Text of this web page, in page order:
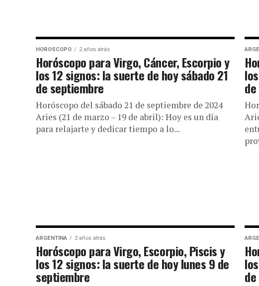
HOROSCOPO 2 años atrás
Horóscopo para Virgo, Cáncer, Escorpio y
los 12 signos: la suerte de hoy sábado 21
de septiembre
Horóscopo del sábado 21 de septiembre de 2024
Aries (21 de marzo – 19 de abril): Hoy es un día
para relajarte y dedicar tiempo a lo...
ARGENTINA 2 años atrás
Horóscopo para Virgo, Escorpio, Piscis y
los 12 signos: la suerte de hoy lunes 9 de
septiembre